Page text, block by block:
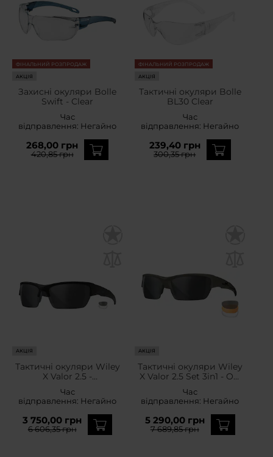
ФІНАЛЬНИЙ РОЗПРОДАЖ
АКЦІЯ
Захисні окуляри Bolle
Swift - Clear
Час
відправлення: Негайно
268,00 грн
420,85 грн
ФІНАЛЬНИЙ РОЗПРОДАЖ
АКЦІЯ
Тактичні окуляри Bolle
BL30 Clear
Час
відправлення: Негайно
239,40 грн
300,35 грн
АКЦІЯ
Тактичні окуляри Wiley
X Valor 2.5 -
Час
відправлення: Негайно
3 750,00 грн
6 606,35 грн
АКЦІЯ
Тактичні окуляри Wiley
X Valor 2.5 Set 3in1 - OD
Час
відправлення: Негайно
5 290,00 грн
7 689,85 грн